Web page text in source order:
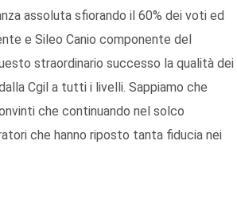
assoluta sfiorando il 60% dei voti ed
e Sileo Canio componente del
straordinario successo la qualità dei
Cgil a tutti i livelli. Sappiamo che
che continuando nel solco
che hanno riposto tanta fiducia nei